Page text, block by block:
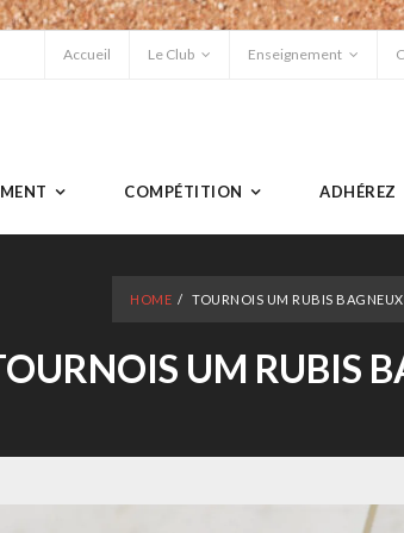
Accueil Le Club Enseignement
COMPÉTITION ADHÉREZ
HOME / TOURNOIS UM RUBIS BAGNEUX
UM RUBIS